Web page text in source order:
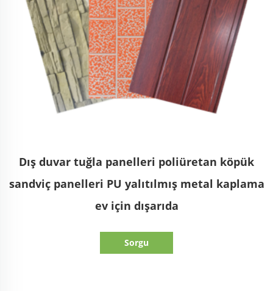
Dış duvar tuğla panelleri poliüretan köpük
sandviç panelleri PU yalıtılmış metal kaplama
ev için dışarıda
Sorgu